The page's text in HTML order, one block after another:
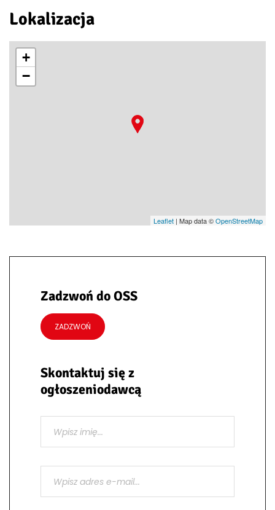
Lokalizacja
+
−
Leaflet | Map data ©OpenStreetMap
Zadzwoń do OSS
ZADZWOŃ
Skontaktuj się z
ogłoszeniodawcą